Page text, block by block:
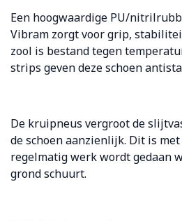
Een hoogwaardige PU/
Vibram zorgt voor grip,
zool is bestand tegen
strips geven deze schoen
De kruipneus vergroot de
de schoen aanzienlijk. Dit is
regelmatig werk wordt gedaan
grond schuurt.